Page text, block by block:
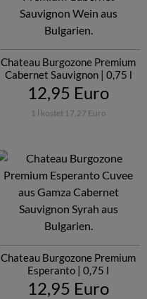
Chateau Burgozone Premium
Cabernet Sauvignon | 0,75 l
12,95 Euro
1 l kostet 17,27 Euro
Chateau Burgozone Premium
Esperanto | 0,75 l
12,95 Euro